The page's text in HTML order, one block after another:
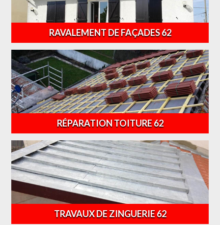
RAVALEMENT DE FAÇADES 62
RÉPARATION TOITURE 62
TRAVAUX DE ZINGUERIE 62